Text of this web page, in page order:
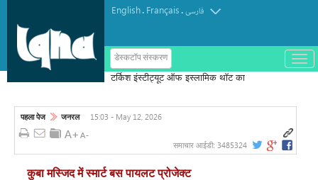
English. Français.فارسی
डेस्कटॉप संस्करण
ب
ا
पहला पेज जनरल 15:03 - May 12, 2026
समाचार आईडी: 3485324
कुबा मस्जिद में स्मार्ट बस पायलट प्रोजेक्ट